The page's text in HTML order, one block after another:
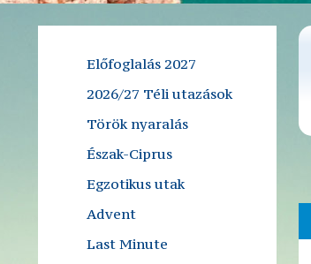
Előfoglalás 2027
2026/27 Téli utazások
Török nyaralás
Észak-Ciprus
Egzotikus utak
Advent
Last Minute